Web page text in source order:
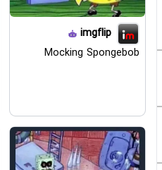
imgflip
Mocking Spongebob